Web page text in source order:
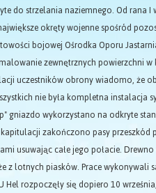
do strzelania naziemnego. Od rana
okręty wojenne spośród
bojowej Ośrodka Oporu
zewnętrznych powierzchni
uczestników obrony wiadomo, że
nie była kompletna
gniazdo wykorzystano na odkryte
zakończono pasy
usuwając całe jego połacie.
z lotnych piasków. Prace
Hel rozpoczęły się dopiero 10